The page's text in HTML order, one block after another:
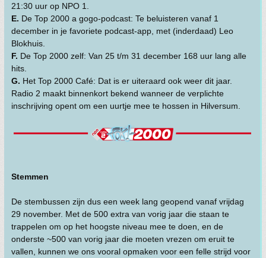
21:30 uur op NPO 1.
E. De Top 2000 a gogo-podcast: Te beluisteren vanaf 1
december in je favoriete podcast-app, met (inderdaad) Leo
Blokhuis.
F. De Top 2000 zelf: Van 25 t/m 31 december 168 uur lang alle
hits.
G. Het Top 2000 Café: Dat is er uiteraard ook weer dit jaar.
Radio 2 maakt binnenkort bekend wanneer de verplichte
inschrijving opent om een uurtje mee te hossen in Hilversum.
Stemmen
De stembussen zijn dus een week lang geopend vanaf vrijdag
29 november. Met de 500 extra van vorig jaar die staan te
trappelen om op het hoogste niveau mee te doen, en de
onderste ~500 van vorig jaar die moeten vrezen om eruit te
vallen, kunnen we ons vooral opmaken voor een felle strijd voor